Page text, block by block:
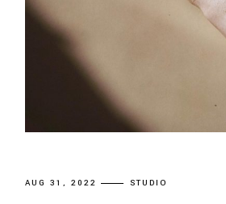
AUG 31, 2022 STUDIO